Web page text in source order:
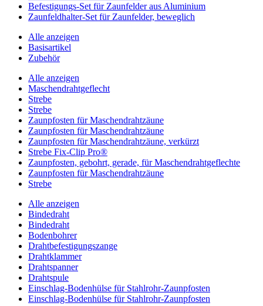
Befestigungs-Set für Zaunfelder aus Aluminium
Zaunfeldhalter-Set für Zaunfelder, beweglich
Alle anzeigen
Basisartikel
Zubehör
Alle anzeigen
Maschendrahtgeflecht
Strebe
Strebe
Zaunpfosten für Maschendrahtzäune
Zaunpfosten für Maschendrahtzäune
Zaunpfosten für Maschendrahtzäune, verkürzt
Strebe Fix-Clip Pro®
Zaunpfosten, gebohrt, gerade, für Maschendrahtgeflechte
Zaunpfosten für Maschendrahtzäune
Strebe
Alle anzeigen
Bindedraht
Bindedraht
Bodenbohrer
Drahtbefestigungszange
Drahtklammer
Drahtspanner
Drahtspule
Einschlag-Bodenhülse für Stahlrohr-Zaunpfosten
Einschlag-Bodenhülse für Stahlrohr-Zaunpfosten